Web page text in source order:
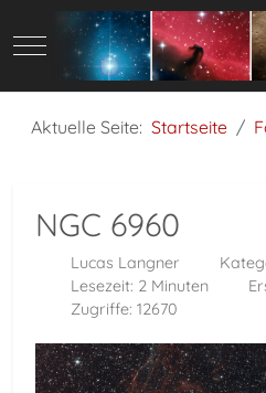
Mobile Menu Toggle
Aktuelle Seite: Startseite
NGC 6960
Lucas Langner
Lesezeit: 2 Minuten
Zugriffe: 12670